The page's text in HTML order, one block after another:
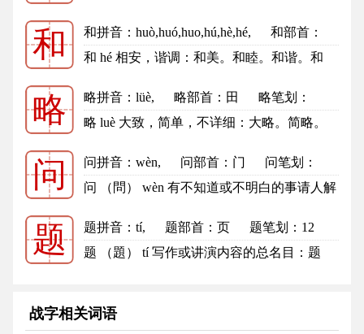
和 和拼音 ：huò,huó,huo,hú,hè,hé, 和部首 ：
口
和笔划：8 和的笔顺
和 hé 相安，谐调：和美。和睦。和谐。和
略 略拼音 ：lüè, 略部首 ：田
略笔划：
11
略的笔顺
略 luè 大致，简单，不详细：大略。简略。
问 问拼音 ：wèn, 问部首 ：门
问笔划：
6
问的笔顺
问 （問） wèn 有不知道或不明白的事请人解
题 题拼音 ：tí, 题部首 ：页
题笔划：12
题的笔顺
题 （題） tí 写作或讲演内容的总名目：题
战字相关词语